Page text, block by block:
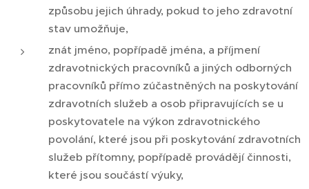
způsobu jejich úhrady, pokud to jeho zdravotní
stav umožňuje,
znát jméno, popřípadě jména, a příjmení
zdravotnických pracovníků a jiných odborných
pracovníků přímo zúčastněných na poskytování
zdravotních služeb a osob připravujících se u
poskytovatele na výkon zdravotnického
povolání, které jsou při poskytování zdravotních
služeb přítomny, popřípadě provádějí činnosti,
které jsou součástí výuky,